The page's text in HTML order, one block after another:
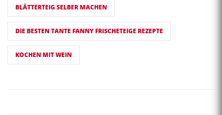
BLÄTTERTEIG SELBER MACHEN
DIE BESTEN TANTE FANNY FRISCHETEIGE REZEPTE
KOCHEN MIT WEIN